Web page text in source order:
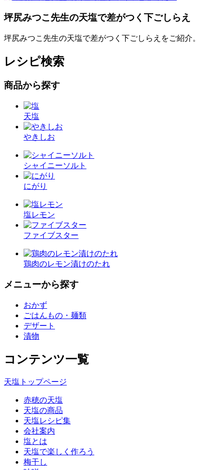
坪尻みつこ先生の天塩で差がつく下ごしらえ
坪尻みつこ先生の天塩で差がつく下ごしらえをご紹介。
レシピ検索
商品から探す
天塩
やきしお
シャイニーソルト
にがり
塩レモン
ファイブスター
鶏肉のレモン漬けのたれ
メニューから探す
おかず
ごはんもの・麺類
デザート
漬物
コンテンツ一覧
天塩トップページ
赤穂の天塩
天塩の商品
天塩レシピ集
会社案内
塩とは
天塩で楽しく作ろう
梅干し